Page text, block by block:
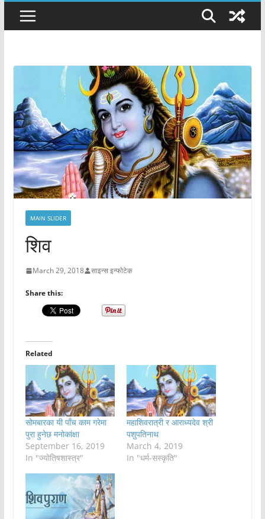
MAIN SLIDER
शिव
March 29, 2018 साइन्स इन्फोटेक
Share this:
Related
सोमबारका यी पाँच काम गरेमा
पुरा हुनेछ मनोकांक्षा
September 16, 2019
In "ज्योतिषशास्त्र"
महाशिवरात्री र आराध्यदेव श्री
पशुपतिनाथ
March 4, 2019
In "धर्म-सस्कृति"